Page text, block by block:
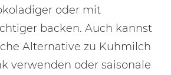
oder mit
backen. Auch kannst
Alternative zu Kuhmilch
verwenden oder saisonale